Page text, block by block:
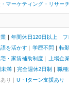
マーケティング・リサーチ
年間休日120日以上
を活かす 学歴不問
転
・家賃補助制度 上場企
未満 完全週休2日制 職種
り U・Iターン支援あり